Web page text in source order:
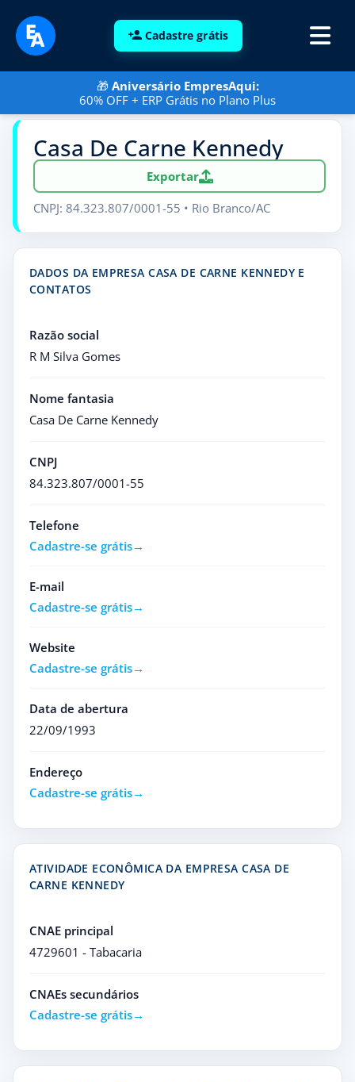
Cadastre grátis
🎁 Aniversário EmpresAqui:
60% OFF + ERP Grátis no Plano Plus
Casa De Carne Kennedy
Exportar
CNPJ: 84.323.807/0001-55 • Rio Branco/AC
DADOS DA EMPRESA CASA DE CARNE KENNEDY E
CONTATOS
Razão social
R M Silva Gomes
Nome fantasia
Casa De Carne Kennedy
CNPJ
84.323.807/0001-55
Telefone
Cadastre-se grátis
E-mail
Cadastre-se grátis
Website
Cadastre-se grátis
Data de abertura
22/09/1993
Endereço
Cadastre-se grátis
ATIVIDADE ECONÔMICA DA EMPRESA CASA DE
CARNE KENNEDY
CNAE principal
4729601 - Tabacaria
CNAEs secundários
Cadastre-se grátis